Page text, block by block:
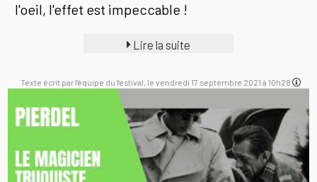
l'oeil, l'effet est impeccable !
Lire la suite
Texte écrit par l'équipe du festival, le vendredi 17 septembre 2021 à 10h28